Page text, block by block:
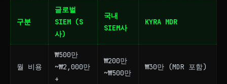
구분
글로벌
SIEM (S
사)
국내
SIEM사
KYRA MDR
월 비용
₩500만
~₩2,000만
+
₩200만
~₩500만
₩30만 (MDR 포함)